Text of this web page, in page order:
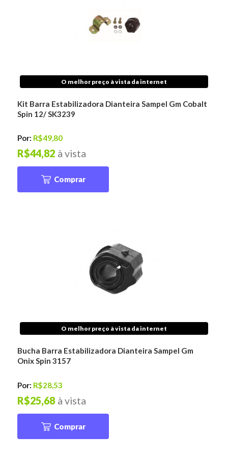
O melhor preço à vista da internet
Kit Barra Estabilizadora Dianteira Sampel Gm Cobalt
Spin 12/ SK3239
Por: R$49,80
à vista
R$44,82
Comprar
O melhor preço à vista da internet
Bucha Barra Estabilizadora Dianteira Sampel Gm
Onix Spin 3157
Por: R$28,53
à vista
R$25,68
Comprar